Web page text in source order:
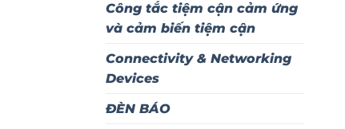
Công tắc tiệm cận cảm ứng
và cảm biến tiệm cận
Connectivity & Networking
Devices
ĐÈN BÁO